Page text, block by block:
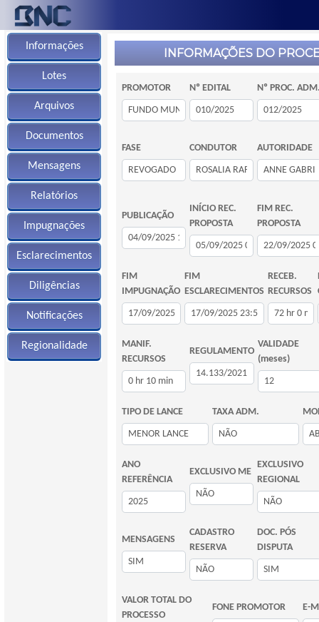
Informações
Lotes
Arquivos
Documentos
Mensagens
Relatórios
Impugnações
Esclarecimentos
Diligências
Notificações
Regionalidade
INFORMAÇÕES DO
PROMOTOR Nº EDITAL Nº PROC.
FASE CONDUTOR AUTORIDADE
PUBLICAÇÃO
INÍCIO REC.
PROPOSTA
FIM REC.
PROPOSTA
FIM
IMPUGNAÇÃO
FIM
ESCLARECIMENTOS
RECEB.
RECURSOS
MANIF.
RECURSOS
REGULAMENTO
VALIDADE
(meses)
TIPO DE LANCE TAXA ADM.
ANO
REFERÊNCIA
EXCLUSIVO ME
EXCLUSIVO
REGIONAL
MENSAGENS
CADASTRO
RESERVA
DOC. PÓS
DISPUTA
VALOR TOTAL DO
PROCESSO
FONE PROMOTOR E-